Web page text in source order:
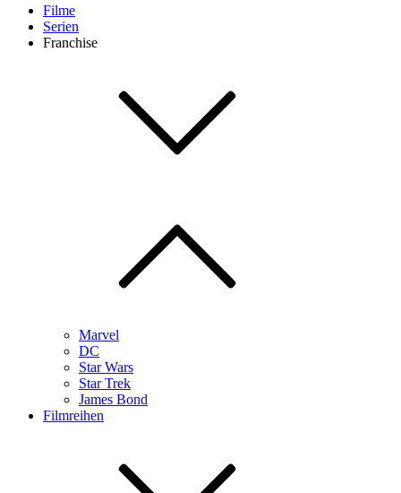
Filme
Serien
Franchise
Marvel
DC
Star Wars
Star Trek
James Bond
Filmreihen